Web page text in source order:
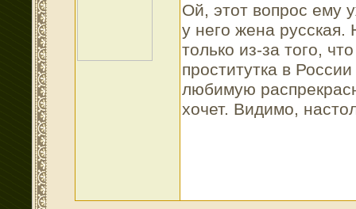
Ой, этот вопрос ему
у него жена русская.
только из-за того,
проститутка в
любимую
хочет. Видимо,